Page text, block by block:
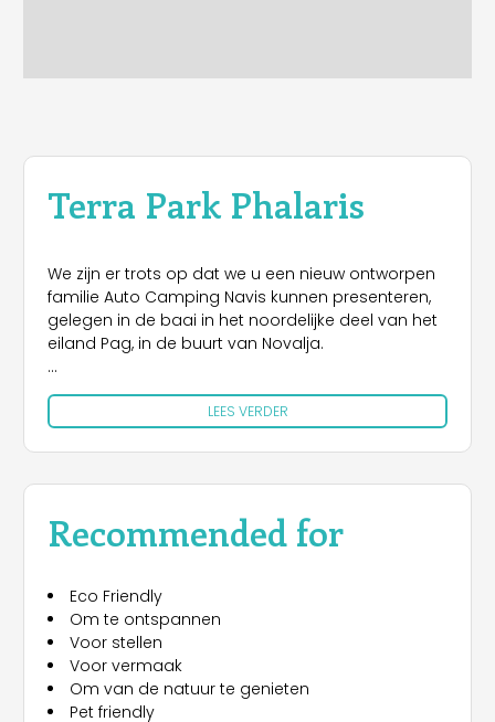
Terra Park Phalaris
We zijn er trots op dat we u een nieuw ontworpen
familie Auto Camping Navis kunnen presenteren,
gelegen in de baai in het noordelijke deel van het
eiland Pag, in de buurt van Novalja.
Al is het maar 3 km van de stad Novalja
verwijderd, is het ver genoeg om de drukte van
het grote toeristencentrum niet te voelen en een
vakantie door te brengen in een natuurlijke en
ontspannen omgeving. Indien u zich wilt
leven en uw energie wil opladen in de zon, kan
Auto Camping Navis een aantrekkelijk en onlangs
Het eiland Pag is een Kroatisch eiland gelegen
aan de noordelijke Adriatische Zee, en met het
oppervlakte is het eiland Pag het op vier na
grootste eiland in Kroatië, terwijl de kustlijn het
meest ontwikkeld is in Kroatië. Het eiland staat
LEES VERDER
Recommended for
Eco Friendly
Om te ontspannen
Voor stellen
Voor vermaak
Om van de natuur te genieten
Pet friendly